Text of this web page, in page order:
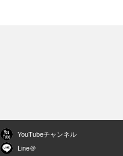
YouTubeチャンネル
Line＠